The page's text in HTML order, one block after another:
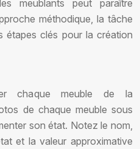
meublants peut paraître
méthodique, la tâche
étapes clés pour la création
chaque meuble de la
de chaque meuble sous
son état. Notez le nom,
et la valeur approximative